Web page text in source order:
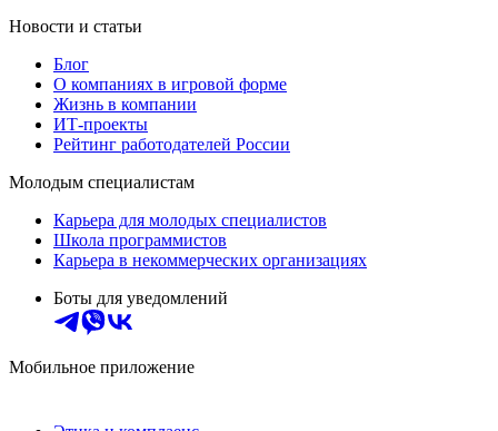
Новости и статьи
Блог
О компаниях в игровой форме
Жизнь в компании
ИТ-проекты
Рейтинг работодателей России
Молодым специалистам
Карьера для молодых специалистов
Школа программистов
Карьера в некоммерческих организациях
Боты для уведомлений
Мобильное приложение